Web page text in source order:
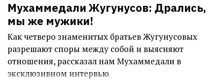
Мухаммедали Жугунусов: Дрались,
мы же мужики!
Как четверо знаменитых братьев Жугунусовых
разрешают споры между собой и выясняют
отношения, рассказал нам Мухаммедали в
эксклюзивном интервью